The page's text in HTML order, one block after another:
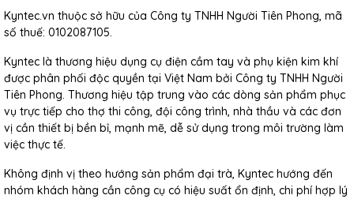
Kyntec.vn thuộc sở hữu của Công ty TNHH Người Tiên Phong, mã
số thuế: 0102087105.
Kyntec là thương hiệu dụng cụ điện cầm tay và phụ kiện kim khí
được phân phối độc quyền tại Việt Nam bởi Công ty TNHH Người
Tiên Phong. Thương hiệu tập trung vào các dòng sản phẩm phục
vụ trực tiếp cho thợ thi công, đội công trình, nhà thầu và các đơn
vị cần thiết bị bền bỉ, mạnh mẽ, dễ sử dụng trong môi trường làm
việc thực tế.
Không định vị theo hướng sản phẩm đại trà, Kyntec hướng đến
nhóm khách hàng cần công cụ có hiệu suất ổn định, chi phí hợp lý